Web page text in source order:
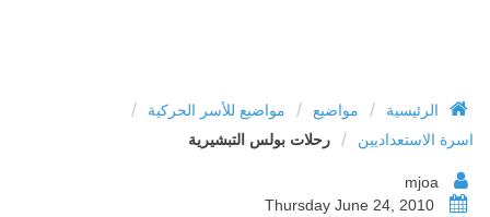
الرئيسية / مواضيع / مواضيع للأسر الحركية /
اسرة الاستعداديين / رحلات بولس التبشيرية